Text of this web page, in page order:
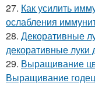
27. Как усилить
ослабления
28. Декоративные
декоративные луки
29. Выращивание
Выращивание